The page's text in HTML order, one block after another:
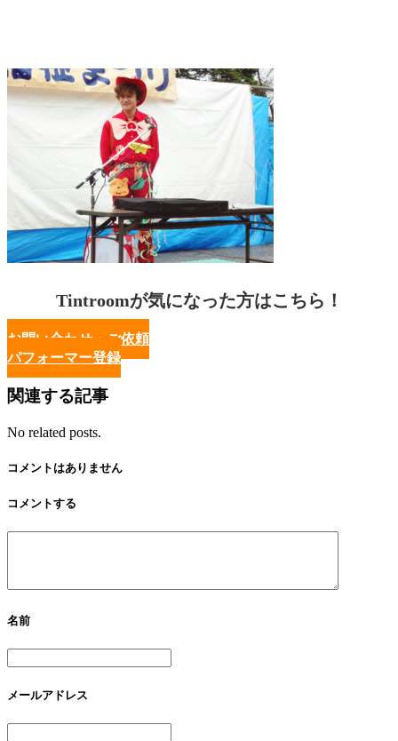
Tintroomが気になった方はこちら！
お問い合わせ・ご依頼
パフォーマー登録
関連する記事
No related posts.
コメントはありません
コメントする
名前
メールアドレス